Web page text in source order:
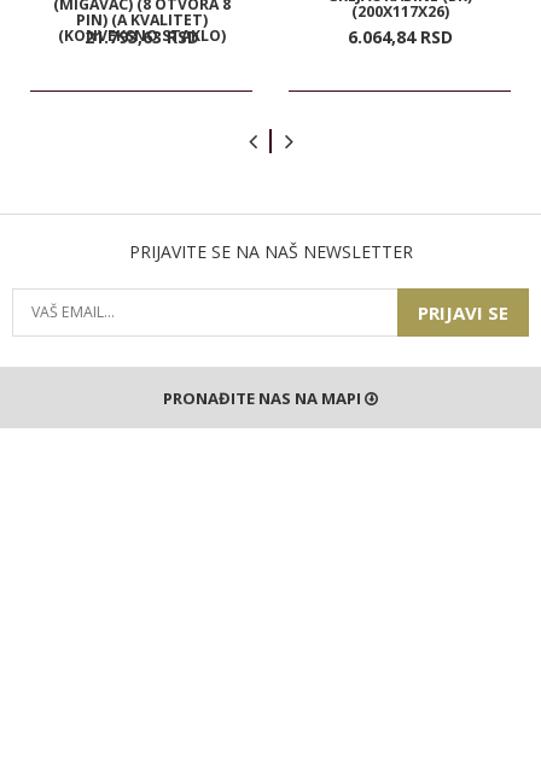
PIN) (A KVALITET)
(KONVEKSNO STAKLO)
21.793,63 RSD
(200X117X26)
6.064,84 RSD
PRIJAVITE SE NA NAŠ NEWSLETTER
PRIJAVI SE
PRONAĐITE NAS NA MAPI